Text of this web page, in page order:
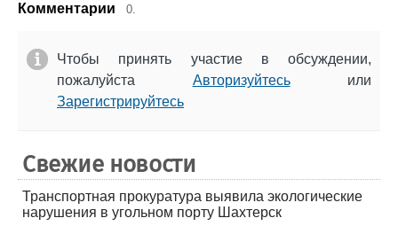
Комментарии 0.
Чтобы принять участие в обсуждении,
пожалуйста Авторизуйтесьили
Зарегистрируйтесь
Свежие новости
Транспортная прокуратура выявила экологические
нарушения в угольном порту Шахтерск